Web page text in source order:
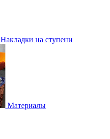
Накладки на ступени
Материалы